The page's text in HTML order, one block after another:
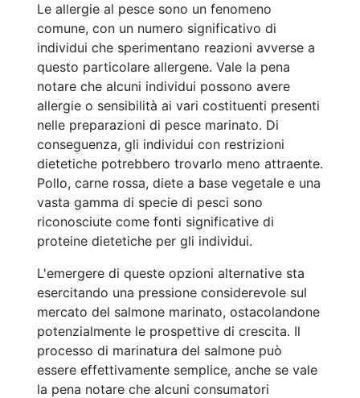
Le allergie al pesce sono un fenomeno
comune, con un numero significativo di
individui che sperimentano reazioni avverse a
questo particolare allergene. Vale la pena
notare che alcuni individui possono avere
allergie o sensibilità ai vari costituenti presenti
nelle preparazioni di pesce marinato. Di
conseguenza, gli individui con restrizioni
dietetiche potrebbero trovarlo meno attraente.
Pollo, carne rossa, diete a base vegetale e una
vasta gamma di specie di pesci sono
riconosciute come fonti significative di
proteine dietetiche per gli individui.
L'emergere di queste opzioni alternative sta
esercitando una pressione considerevole sul
mercato del salmone marinato, ostacolandone
potenzialmente le prospettive di crescita. Il
processo di marinatura del salmone può
essere effettivamente semplice, anche se vale
la pena notare che alcuni consumatori